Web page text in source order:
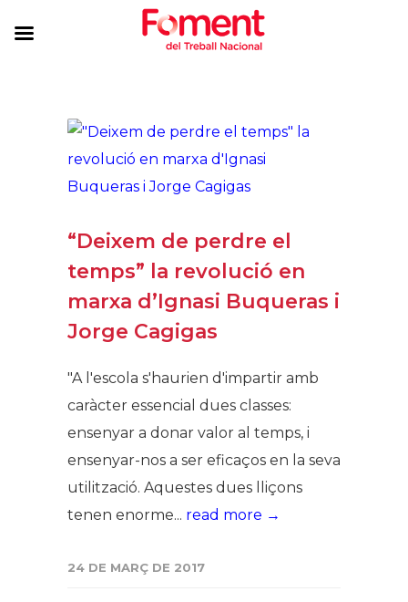
“Deixem de perdre el
temps” la revolució en
marxa d’Ignasi Buqueras i
Jorge Cagigas
"A l'escola s'haurien d'impartir amb
caràcter essencial dues classes:
ensenyar a donar valor al temps, i
ensenyar-nos a ser eficaços en la seva
utilització. Aquestes dues lliçons
tenen enorme... read more →
24 DE MARÇ DE 2017